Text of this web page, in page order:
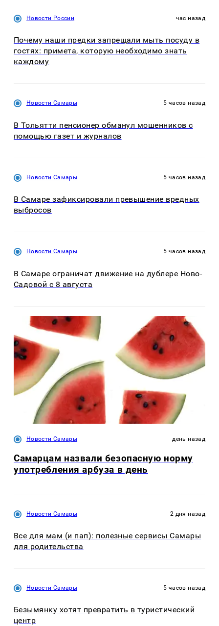
Новости России час назад
Почему наши предки запрещали мыть посуду в
гостях: примета, которую необходимо знать
каждому
Новости Самары 5 часов назад
В Тольятти пенсионер обманул мошенников с
помощью газет и журналов
Новости Самары 5 часов назад
В Самаре зафиксировали превышение вредных
выбросов
Новости Самары 5 часов назад
В Самаре ограничат движение на дублере Ново-
Садовой с 8 августа
Новости Самары день назад
Самарцам назвали безопасную норму
употребления арбуза в день
Новости Самары 2 дня назад
Все для мам (и пап): полезные сервисы Самары
для родительства
Новости Самары 5 часов назад
Безымянку хотят превратить в туристический
центр